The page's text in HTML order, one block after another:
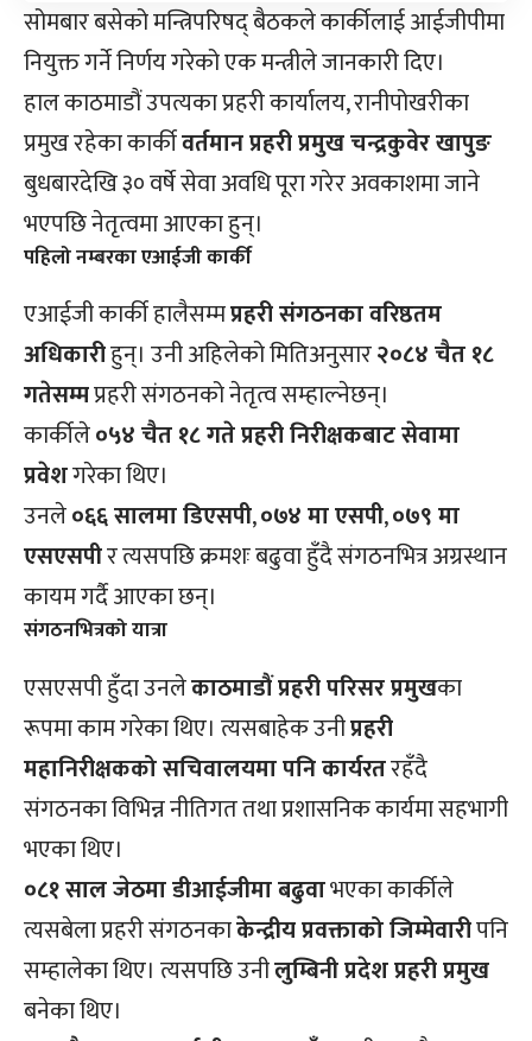
सोमबार बसेको मन्त्रिपरिषद् बैठकले कार्कीलाई आईजीपीमा
नियुक्त गर्ने निर्णय गरेको एक मन्त्रीले जानकारी दिए।
हाल काठमाडौं उपत्यका प्रहरी कार्यालय, रानीपोखरीका
प्रमुख रहेका कार्कीवर्तमान प्रहरी प्रमुख चन्द्रकुवेर खापुङ
बुधबारदेखि ३० वर्षे सेवा अवधि पूरा गरेर अवकाशमा जाने
भएपछि नेतृत्वमा आएका हुन्।
पहिलो नम्बरका एआईजी कार्की
एआईजी कार्की हालैसम्मप्रहरी संगठनका वरिष्ठतम
अधिकारीहुन्। उनी अहिलेको मितिअनुसार२०८४ चैत १८
गतेसम्मप्रहरी संगठनको नेतृत्व सम्हाल्नेछन्।
कार्कीले०५४ चैत १८ गते प्रहरी निरीक्षकबाट सेवामा
प्रवेशगरेका थिए।
उनले०६६ सालमा डिएसपी,०७४ मा एसपी,०७९ मा
एसएसपीर त्यसपछि क्रमशः बढुवा हुँदै संगठनभित्र अग्रस्थान
कायम गर्दै आएका छन्।
संगठनभित्रको यात्रा
एसएसपी हुँदा उनलेकाठमाडौं प्रहरी परिसर प्रमुखका
रूपमा काम गरेका थिए। त्यसबाहेक उनीप्रहरी
महानिरीक्षकको सचिवालयमा पनि कार्यरतरहँदै
संगठनका विभिन्न नीतिगत तथा प्रशासनिक कार्यमा सहभागी
भएका थिए।
०८१ साल जेठमा डीआईजीमा बढुवाभएका कार्कीले
त्यसबेला प्रहरी संगठनकाकेन्द्रीय प्रवक्ताको जिम्मेवारीपनि
सम्हालेका थिए। त्यसपछि उनीलुम्बिनी प्रदेश प्रहरी प्रमुख
बनेका थिए।